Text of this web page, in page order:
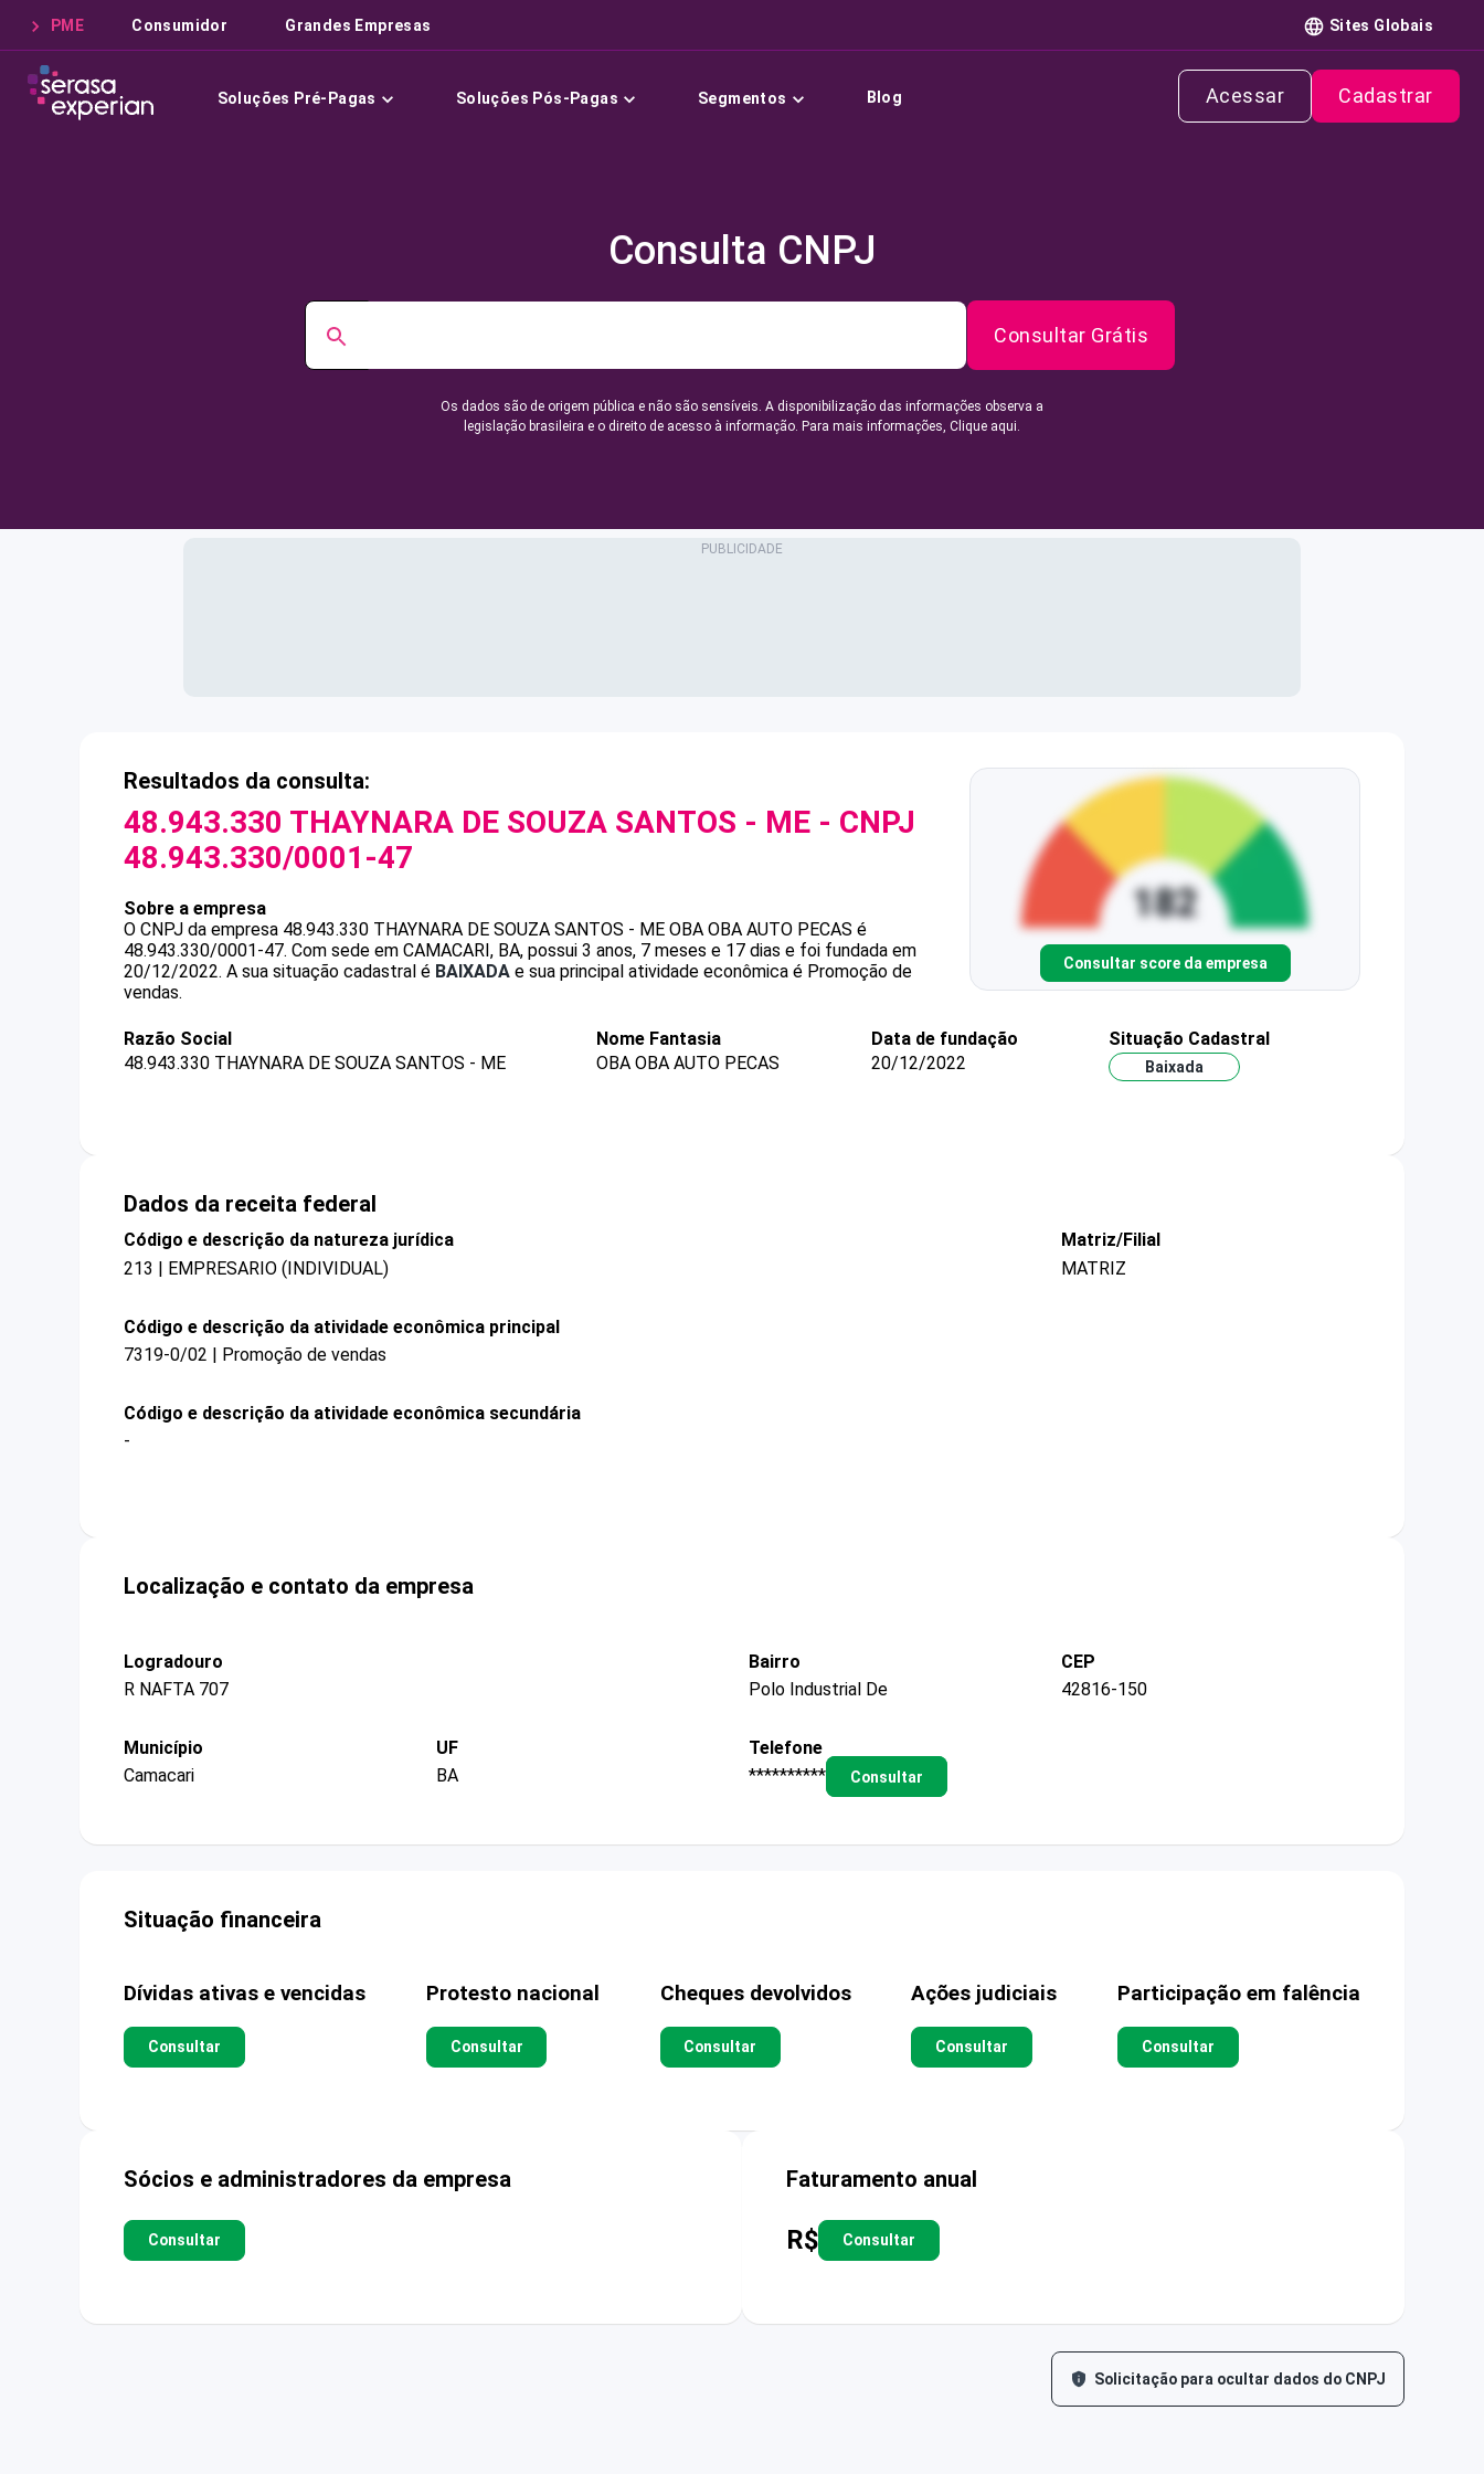
PME Consumidor Grandes Empresas Sites Globais
Soluções Pré-Pagas Soluções Pós-Pagas Segmentos Blog Acessar Cadastrar
Consulta CNPJ
Consultar Grátis
Os dados são de origem pública e não são sensíveis. A disponibilização das informações observa a
legislação brasileira e o direito de acesso à informação. Para mais informações, Clique aqui.
Resultados da consulta:
48.943.330 THAYNARA DE SOUZA SANTOS - ME - CNPJ
48.943.330/0001-47
Sobre a empresa
O CNPJ da empresa 48.943.330 THAYNARA DE SOUZA SANTOS - ME OBA OBA AUTO PECAS é
48.943.330/0001-47. Com sede em CAMACARI, BA, possui 3 anos, 7 meses e 17 dias e foi fundada em
20/12/2022. A sua situação cadastral é BAIXADA e sua principal atividade econômica é Promoção de
vendas.
Consultar score da empresa
Razão Social
48.943.330 THAYNARA DE SOUZA SANTOS - ME
Nome Fantasia
OBA OBA AUTO PECAS
Data de fundação
20/12/2022
Situação Cadastral
Baixada
Dados da receita federal
Código e descrição da natureza jurídica
213 | EMPRESARIO (INDIVIDUAL)
Matriz/Filial
MATRIZ
Código e descrição da atividade econômica principal
7319-0/02 | Promoção de vendas
Código e descrição da atividade econômica secundária
-
Localização e contato da empresa
Logradouro
R NAFTA 707
Bairro
Polo Industrial De
CEP
42816-150
Município
Camacari
UF
BA
Telefone
**********
Consultar
Situação financeira
Dívidas ativas e vencidas
Consultar
Protesto nacional
Consultar
Cheques devolvidos
Consultar
Ações judiciais
Consultar
Participação em falência
Consultar
Sócios e administradores da empresa
Consultar
Faturamento anual
R$ Consultar
Solicitação para ocultar dados do CNPJ